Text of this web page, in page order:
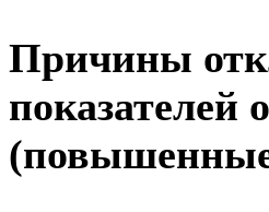
Причины
показателей